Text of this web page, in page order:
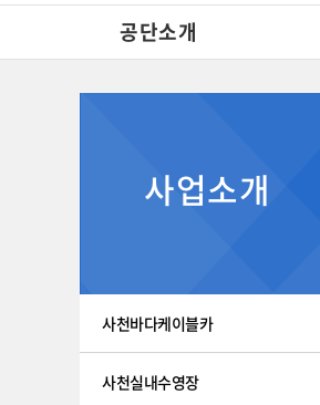
공단소개
사업소개
사천바다케이블카
사천실내수영장